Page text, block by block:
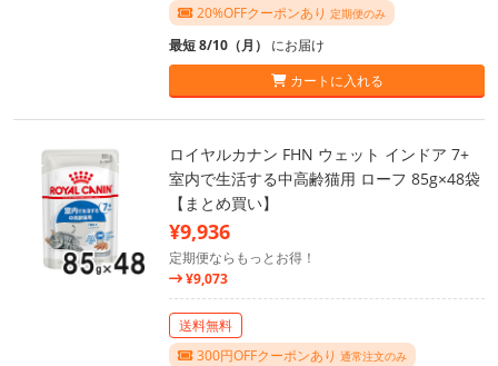
20%OFFクーポンあり 定期便のみ
最短 8/10（月） にお届け
カートに入れる
ロイヤルカナン FHN ウェット インドア 7+
室内で生活する中高齢猫用 ローフ 85g×48袋
【まとめ買い】
¥9,936
定期便ならもっとお得！
¥9,073
送料無料
300円OFFクーポンあり 通常注文のみ